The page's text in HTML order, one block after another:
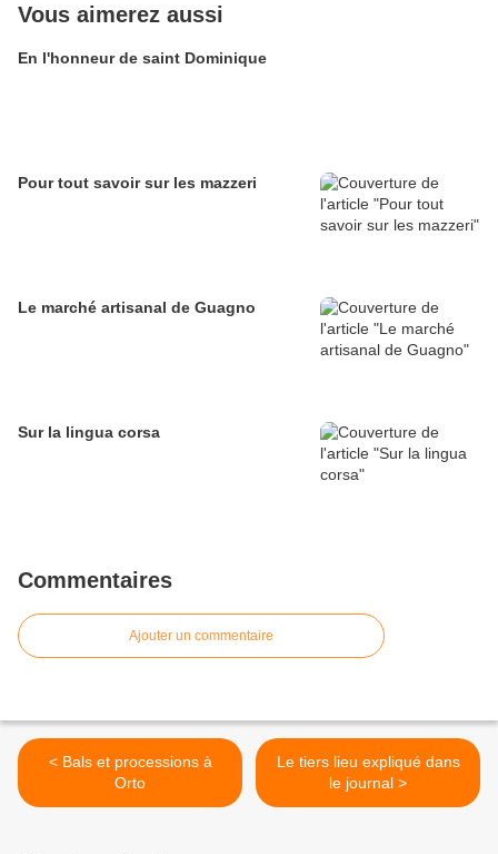
Vous aimerez aussi
En l'honneur de saint Dominique
Pour tout savoir sur les mazzeri
Le marché artisanal de Guagno
Sur la lingua corsa
Commentaires
Ajouter un commentaire
< Bals et processions à
Orto
Le tiers lieu expliqué dans
le journal >